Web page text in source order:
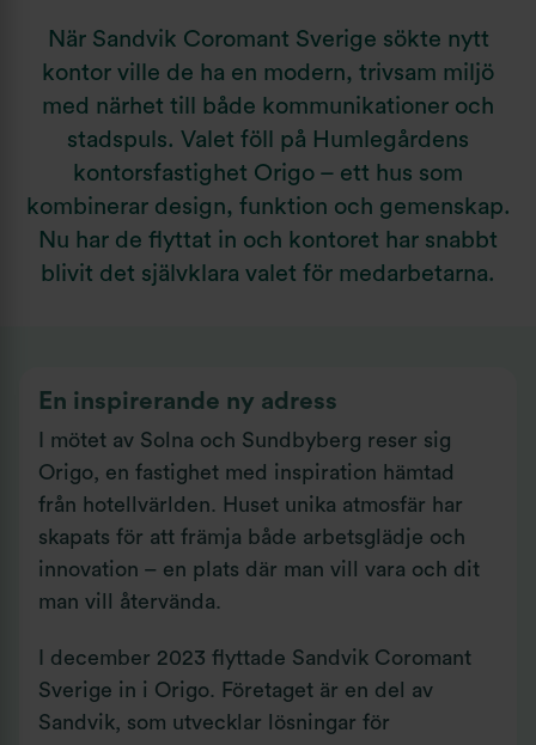
När Sandvik Coromant Sverige sökte nytt
kontor ville de ha en modern, trivsam miljö
med närhet till både kommunikationer och
stadspuls. Valet föll på Humlegårdens
kontorsfastighet Origo – ett hus som
kombinerar design, funktion och gemenskap.
Nu har de flyttat in och kontoret har snabbt
blivit det självklara valet för medarbetarna.
En inspirerande ny adress
I mötet av Solna och Sundbyberg reser sig
Origo, en fastighet med inspiration hämtad
från hotellvärlden. Huset unika atmosfär har
skapats för att främja både arbetsglädje och
innovation – en plats där man vill vara och dit
man vill återvända.
I december 2023 flyttade Sandvik Coromant
Sverige in i Origo. Företaget är en del av
Sandvik, som utvecklar lösningar för